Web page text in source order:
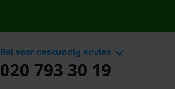
Bel voor deskundig advies
020 793 30 19